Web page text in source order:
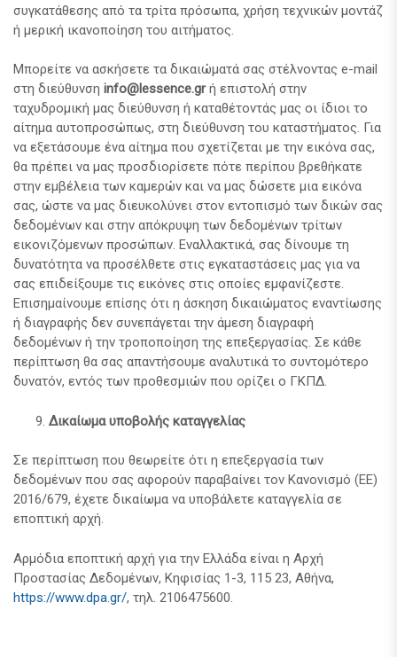
συγκατάθεσης από τα τρίτα πρόσωπα, χρήση τεχνικών μοντάζ
ή μερική ικανοποίηση του αιτήματος.
Μπορείτε να ασκήσετε τα δικαιώματά σας στέλνοντας e-mail
στη διεύθυνση info@lessence.grή επιστολή στην
ταχυδρομική μας διεύθυνση ή καταθέτοντάς μας οι ίδιοι το
αίτημα αυτοπροσώπως, στη διεύθυνση του καταστήματος. Για
να εξετάσουμε ένα αίτημα που σχετίζεται με την εικόνα σας,
θα πρέπει να μας προσδιορίσετε πότε περίπου βρεθήκατε
στην εμβέλεια των καμερών και να μας δώσετε μια εικόνα
σας, ώστε να μας διευκολύνει στον εντοπισμό των δικών σας
δεδομένων και στην απόκρυψη των δεδομένων τρίτων
εικονιζόμενων προσώπων. Εναλλακτικά, σας δίνουμε τη
δυνατότητα να προσέλθετε στις εγκαταστάσεις μας για να
σας επιδείξουμε τις εικόνες στις οποίες εμφανίζεστε.
Επισημαίνουμε επίσης ότι η άσκηση δικαιώματος εναντίωσης
ή διαγραφής δεν συνεπάγεται την άμεση διαγραφή
δεδομένων ή την τροποποίηση της επεξεργασίας. Σε κάθε
περίπτωση θα σας απαντήσουμε αναλυτικά το συντομότερο
δυνατόν, εντός των προθεσμιών που ορίζει ο ΓΚΠΔ.
Δικαίωμα υποβολής καταγγελίας
Σε περίπτωση που θεωρείτε ότι η επεξεργασία των
δεδομένων που σας αφορούν παραβαίνει τον Κανονισμό (ΕΕ)
2016/679, έχετε δικαίωμα να υποβάλετε καταγγελία σε
εποπτική αρχή.
Αρμόδια εποπτική αρχή για την Ελλάδα είναι η Αρχή
Προστασίας Δεδομένων, Κηφισίας 1-3, 115 23, Αθήνα,
https://www.dpa.gr/, τηλ. 2106475600.